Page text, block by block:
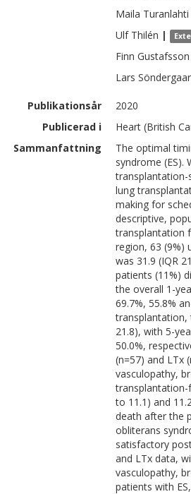
Maila Turanlahti
Ulf Thilén |
Finn Gustafsson
Lars
Publikationsår
2020
Publicerad i
Heart (British
Sammanfattning
The optimal
syndrome (ES).
lung
making for
descriptive,
transplantation
region, 63 (9%)
was 31.9 (IQR
patients (11%)
the overall 1-
69.7%, 55.8%
transplantation,
21.8), with 5-
50.0%,
(n=57) and LTx
vasculopathy,
transplantation-
to 11.1) and
death after the
obliterans
satisfactory
and LTx data,
vasculopathy,
patients with